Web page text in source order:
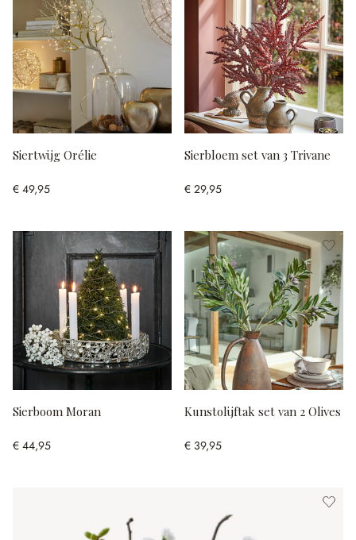
Siertwijg Orélie
€ 49,95
Sierbloem set van 3 Trivane
€ 29,95
Sierboom Moran
€ 44,95
Kunstolijftak set van 2 Olives
€ 39,95